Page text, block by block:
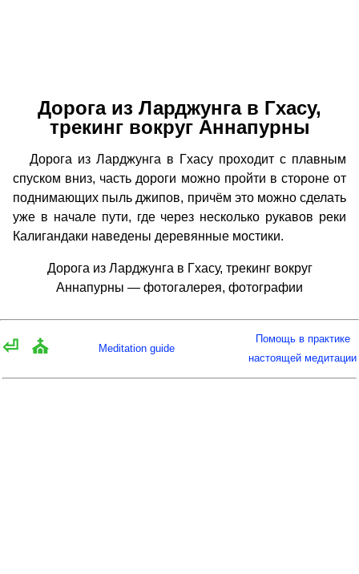
Дорога из Ларджунга в Гхасу,
трекинг вокруг Аннапурны
Дорога из Ларджунга в Гхасу проходит с плавным
спуском вниз, часть дороги можно пройти в стороне от
поднимающих пыль джипов, причём это можно сделать
уже в начале пути, где через несколько рукавов реки
Калигандаки наведены деревянные мостики.
Дорога из Ларджунга в Гхасу, трекинг вокруг
Аннапурны — фотогалерея, фотографии
⏎ ⛪ Meditation guide
Помощь в практике
настоящей медитации